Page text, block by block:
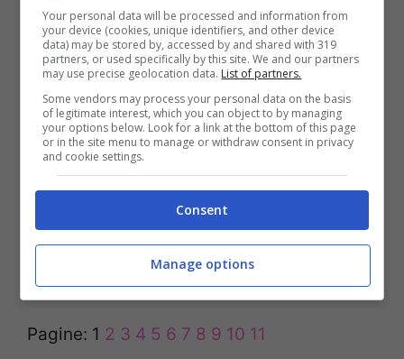
amato non solo le loro avventure, ma
anche i loro splendidi vestiti. Ogni
Principessa Disney è infatti caratterizzata
dal suo meraviglioso abito.
Sapresti riconoscere di che Principessa si
tratta, vedendo solo un piccolo particolare
Scoprilo con il nostro test!
Pagine: 1 2 3 4 5 6 7 8 9 10 11
Your personal data will be processed and information from
your device (cookies, unique identifiers, and other device
data) may be stored by, accessed by and shared with 319
partners, or used specifically by this site. We and our partners
may use precise geolocation data. List of partners.
Some vendors may process your personal data on the basis
of legitimate interest, which you can object to by managing
your options below. Look for a link at the bottom of this page
or in the site menu to manage or withdraw consent in privacy
and cookie settings.
Consent
Manage options